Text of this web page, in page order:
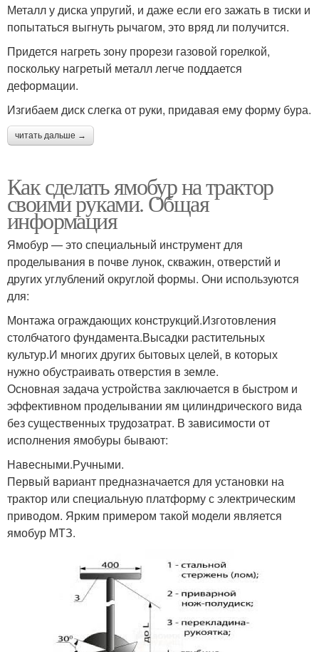
Металл у диска упругий, и даже если его зажать в тиски и
попытаться выгнуть рычагом, это вряд ли получится.
Придется нагреть зону прорези газовой горелкой,
поскольку нагретый металл легче поддается
деформации.
Изгибаем диск слегка от руки, придавая ему форму бура.
читать дальше →
Как сделать ямобур на трактор
своими руками. Общая
информация
Ямобур — это специальный инструмент для
проделывания в почве лунок, скважин, отверстий и
других углублений округлой формы. Они используются
для:
Монтажа ограждающих конструкций.Изготовления
столбчатого фундамента.Высадки растительных
культур.И многих других бытовых целей, в которых
нужно обустраивать отверстия в земле.
Основная задача устройства заключается в быстром и
эффективном проделывании ям цилиндрического вида
без существенных трудозатрат. В зависимости от
исполнения ямобуры бывают:
Навесными.Ручными.
Первый вариант предназначается для установки на
трактор или специальную платформу с электрическим
приводом. Ярким примером такой модели является
ямобур МТЗ.